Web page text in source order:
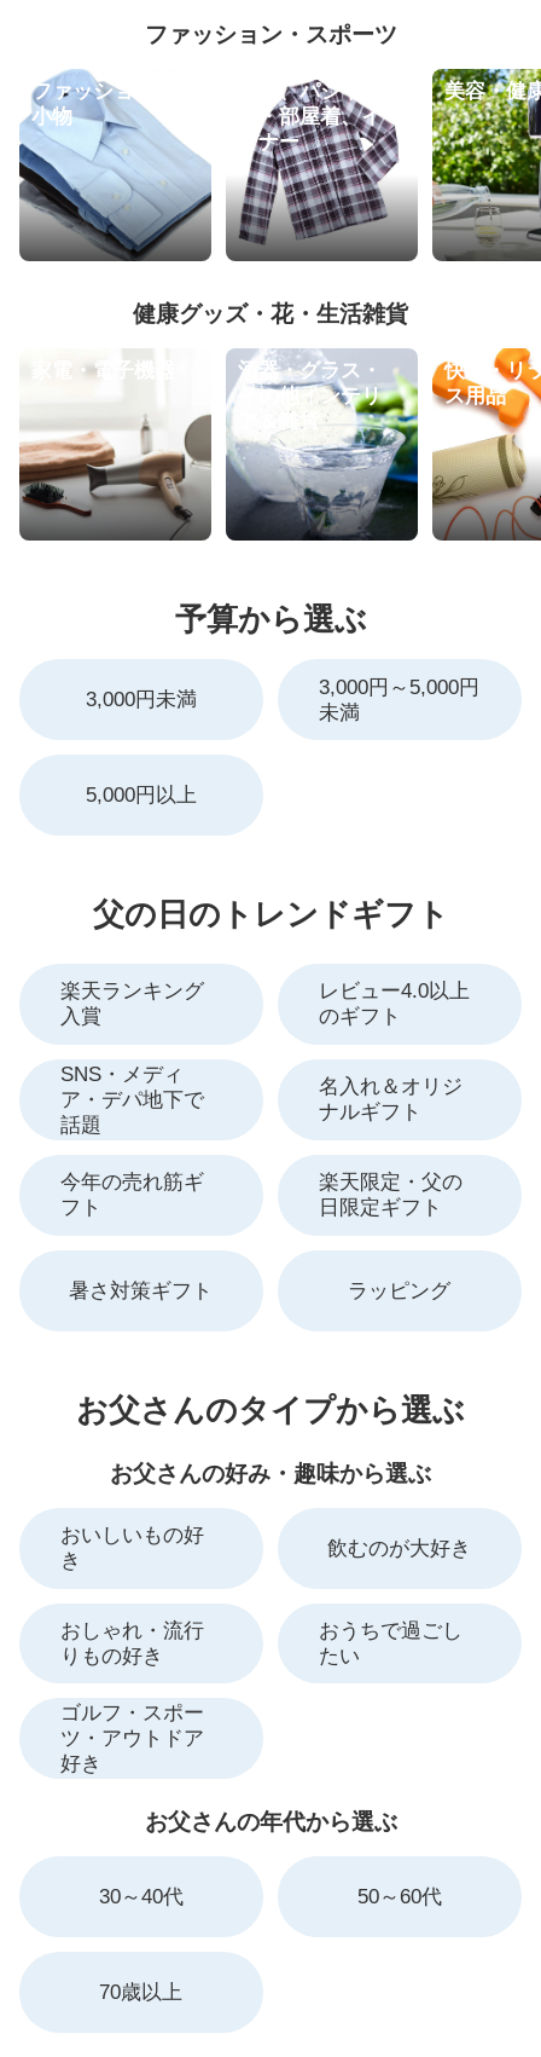
ファッション・スポーツ
ファッション・
小物
甚平、パジャ
マ・部屋着、イ
ンナー
美容・健
健康グッズ・花・生活雑貨
家電・電子機器
酒器・グラス・
その他インテリ
ア＆雑貨
快眠・リ
ス用品
予算から選ぶ
3,000円未満
3,000円～5,000円
未満
5,000円以上
父の日のトレンドギフト
楽天ランキング
入賞
レビュー4.0以上
のギフト
SNS・メディ
ア・デパ地下で
話題
名入れ＆オリジ
ナルギフト
今年の売れ筋ギ
フト
楽天限定・父の
日限定ギフト
暑さ対策ギフト ラッピング
お父さんのタイプから選ぶ
お父さんの好み・趣味から選ぶ
おいしいもの好
き
飲むのが大好き
おしゃれ・流行
りもの好き
おうちで過ごし
たい
ゴルフ・スポー
ツ・アウトドア
好き
お父さんの年代から選ぶ
30～40代 50～60代
70歳以上